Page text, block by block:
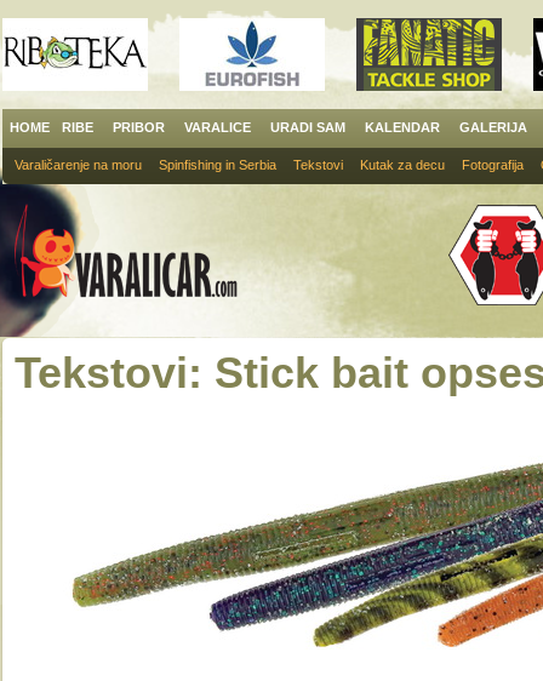
HOME RIBE PRIBOR VARALICE URADI SAM KALENDAR GALERIJA
Varaličarenje na moru Spinfishing in Serbia Tekstovi Kutak za decu Fotografija
Tekstovi: Stick bait